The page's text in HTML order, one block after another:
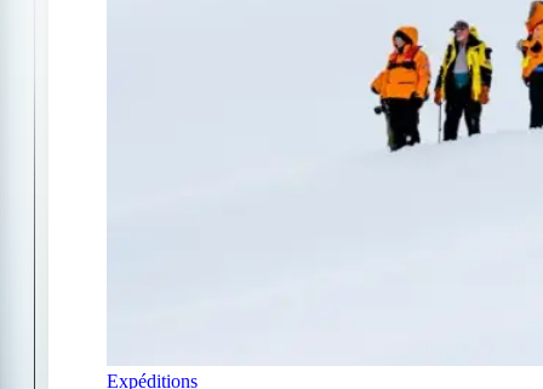
Expéditions